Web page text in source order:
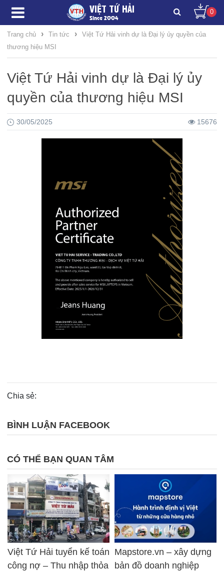
VIỆT TỨ HẢI
Since 2004
0
Trang chủ › Tin tức ›
Việt Tứ Hải vinh dự là Đại lý ủy quyền của
thương hiệu MSI
Việt Tứ Hải vinh dự là Đại lý ủy
quyền của thương hiệu MSI
30/05/2025 15676
Chia sẻ:
BÌNH LUẬN FACEBOOK
CÓ THỂ BẠN QUAN TÂM
Việt Tứ Hải tuyển kế toán
công nợ – Thu nhập thỏa
Mapstore.vn – xây dựng
bản đồ doanh nghiệp